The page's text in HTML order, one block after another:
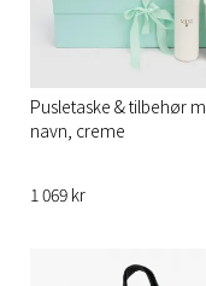
Pusletaske & tilbehør
navn, creme
1 069 kr